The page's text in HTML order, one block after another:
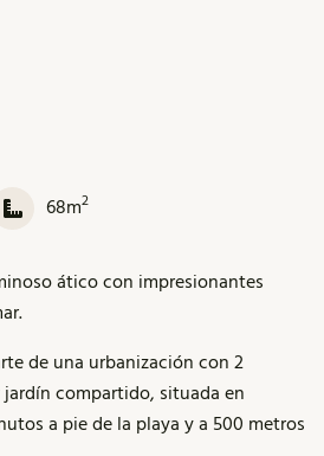
68m2
ático con impresionantes
de una urbanización con 2
compartido, situada en
a pie de la playa y a 500 metros